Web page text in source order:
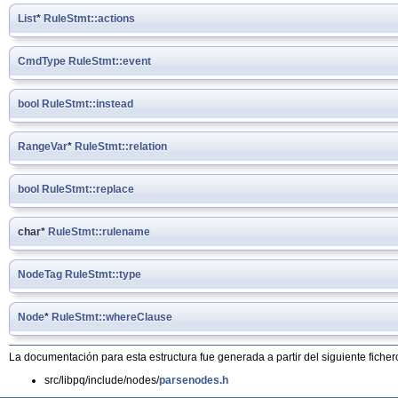
List* RuleStmt::actions
CmdType RuleStmt::event
bool RuleStmt::instead
RangeVar* RuleStmt::relation
bool RuleStmt::replace
char* RuleStmt::rulename
NodeTag RuleStmt::type
Node* RuleStmt::whereClause
La documentación para esta estructura fue generada a partir del siguiente
src/libpq/include/nodes/parsenodes.h